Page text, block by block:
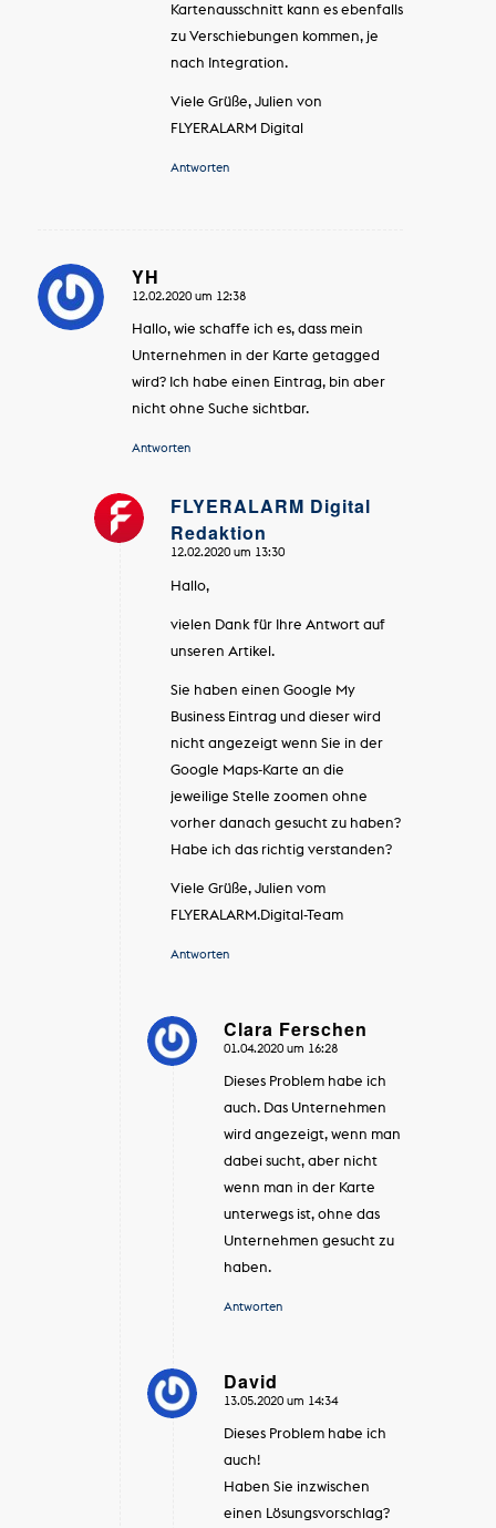
Kartenausschnitt kann es ebenfalls
zu Verschiebungen kommen, je
nach Integration.
Viele Grüße, Julien von
FLYERALARM Digital
Antworten
YH
sagte:
12.02.2020 um 12:38
Hallo, wie schaffe ich es, dass mein
Unternehmen in der Karte getagged
wird? Ich habe einen Eintrag, bin aber
nicht ohne Suche sichtbar.
Antworten
FLYERALARM Digital
Redaktion
sagte:
12.02.2020 um 13:30
Hallo,
vielen Dank für Ihre Antwort auf
unseren Artikel.
Sie haben einen Google My
Business Eintrag und dieser wird
nicht angezeigt wenn Sie in der
Google Maps-Karte an die
jeweilige Stelle zoomen ohne
vorher danach gesucht zu haben?
Habe ich das richtig verstanden?
Viele Grüße, Julien vom
FLYERALARM.Digital-Team
Antworten
Clara Ferschen
sagte:
01.04.2020 um 16:28
Dieses Problem habe ich
auch. Das Unternehmen
wird angezeigt, wenn man
dabei sucht, aber nicht
wenn man in der Karte
unterwegs ist, ohne das
Unternehmen gesucht zu
haben.
Antworten
David
sagte:
13.05.2020 um 14:34
Dieses Problem habe ich
auch!
Haben Sie inzwischen
einen Lösungsvorschlag?